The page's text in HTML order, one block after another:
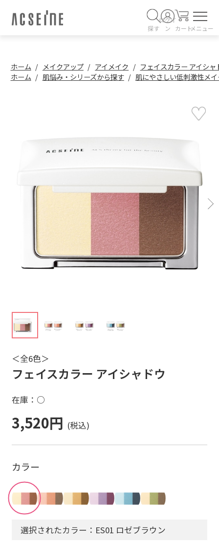
探す
ログイ
ン
カートメニュー
ホーム メイクアップ アイメイク
フェイスカラー アイシャ
ホーム
肌悩み・シリーズから探す 肌にやさしい低刺激性メ
＜全6色＞
フェイスカラー アイシャドウ
在庫：○
3,520円
カラー
選択されたカラー：ES01 ロゼブラウン